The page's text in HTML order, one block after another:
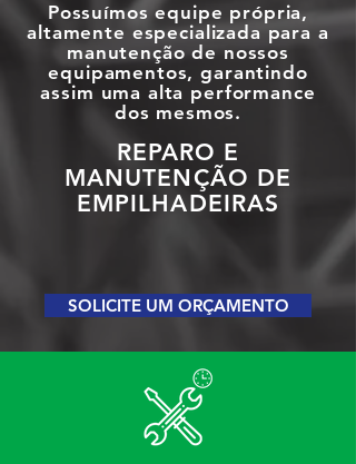
Possuímos equipe própria,
altamente especializada para a
manutenção de nossos
equipamentos, garantindo
assim uma alta performance
dos mesmos.
REPARO E
MANUTENÇÃO DE
EMPILHADEIRAS
SOLICITE UM ORÇAMENTO